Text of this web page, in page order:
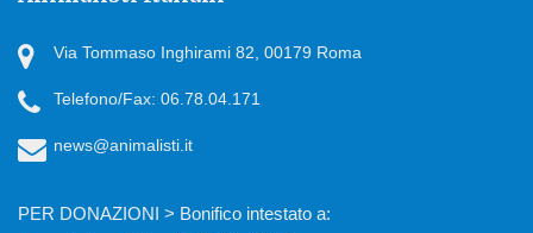
Via Tommaso Inghirami 82, 00179 Roma
Telefono/Fax: 06.78.04.171
news@animalisti.it
PER DONAZIONI > Bonifico intestato a: